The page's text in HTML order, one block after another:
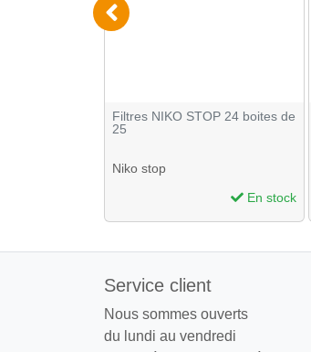
Filtres NIKO STOP 24 boites de
25
Niko stop
En stock
Service client
Nous sommes ouverts
du lundi au vendredi